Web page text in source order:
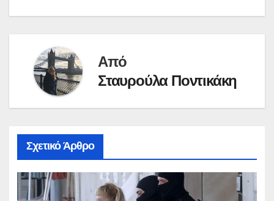
Από
Σταυρούλα Ποντικάκη
Σχετικό Άρθρο